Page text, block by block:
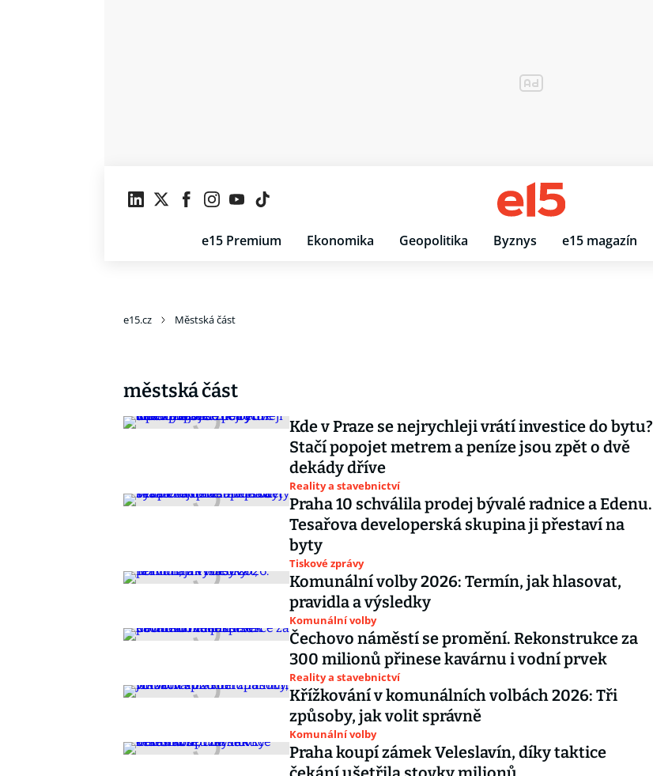
e15 Premium Ekonomika Geopolitika Byznys e15 magazín
e15.cz Městská část
městská část
Kde v Praze se nejrychleji vrátí investice do bytu?
Stačí popojet metrem a peníze jsou zpět o dvě
dekády dříve
Reality a stavebnictví
Praha 10 schválila prodej bývalé radnice a Edenu.
Tesařova developerská skupina ji přestaví na
byty
Tiskové zprávy
Komunální volby 2026: Termín, jak hlasovat,
pravidla a výsledky
Komunální volby
Čechovo náměstí se promění. Rekonstrukce za
300 milionů přinese kavárnu i vodní prvek
Reality a stavebnictví
Křížkování v komunálních volbách 2026: Tři
způsoby, jak volit správně
Komunální volby
Praha koupí zámek Veleslavín, díky taktice